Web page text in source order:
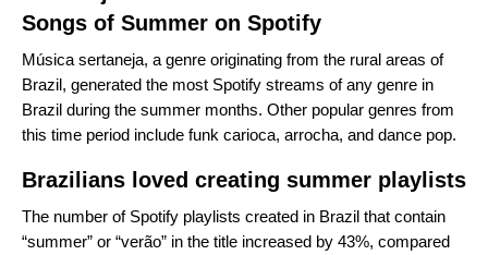
Songs of Summer on Spotify
Música sertaneja, a genre originating from the rural areas of
Brazil, generated the most Spotify streams of any genre in
Brazil during the summer months. Other popular genres from
this time period include funk carioca, arrocha, and dance pop.
Brazilians loved creating summer playlists
The number of Spotify playlists created in Brazil that contain
“summer” or “verão” in the title increased by 43%, compared